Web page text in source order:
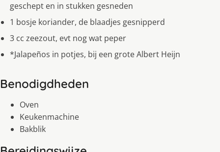
geschept en in stukken gesneden
1 bosje koriander, de blaadjes gesnipperd
3 cc zeezout, evt nog wat peper
*Jalapeños in potjes, bij een grote Albert Heijn
Benodigdheden
Oven
Keukenmachine
Bakblik